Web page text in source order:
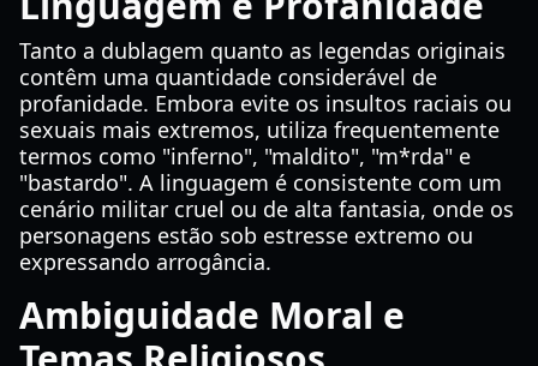
Tanto a dublagem quanto as legendas originais
contêm uma quantidade considerável de
profanidade. Embora evite os insultos raciais ou
sexuais mais extremos, utiliza frequentemente
termos como "inferno", "maldito", "m*rda" e
"bastardo". A linguagem é consistente com um
cenário militar cruel ou de alta fantasia, onde os
personagens estão sob estresse extremo ou
expressando arrogância.
Ambiguidade Moral e